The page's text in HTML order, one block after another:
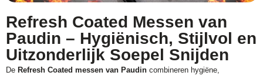
Refresh Coated Messen van
Paudin – Hygiënisch, Stijlvol en
Uitzonderlijk Soepel Snijden
De Refresh Coated messen van Paudin combineren hygiëne,